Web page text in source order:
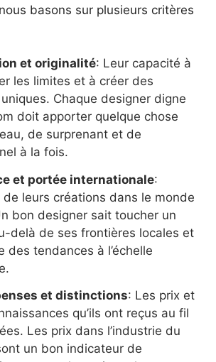
basons sur plusieurs critères
et originalité: Leur capacité à
les limites et à créer des
Chaque designer digne
doit apporter quelque chose
de surprenant et de
à la fois.
et portée internationale:
de leurs créations dans le monde
bon designer sait toucher un
delà de ses frontières locales et
des tendances à l’échelle
et distinctions: Les prix et
qu’ils ont reçus au fil
Les prix dans l’industrie du
un bon indicateur de